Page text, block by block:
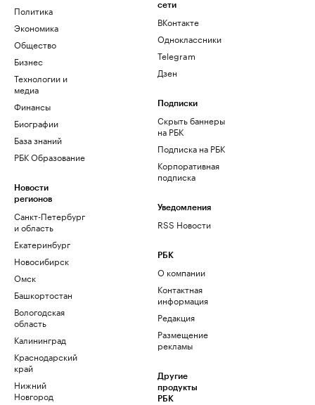
Политика
Экономика
Общество
Бизнес
Технологии и
медиа
Финансы
Биографии
База знаний
РБК Образование
Новости
регионов
Санкт-Петербург
и область
Екатеринбург
Новосибирск
Омск
Башкортостан
Вологодская
область
Калининград
Краснодарский
край
Нижний
Новгород
сети
ВКонтакте
Одноклассники
Telegram
Дзен
Подписки
Скрыть баннеры
на РБК
Подписка на РБК
Корпоративная
подписка
Уведомления
RSS Новости
РБК
О компании
Контактная
информация
Редакция
Размещение
рекламы
Другие
продукты
РБК